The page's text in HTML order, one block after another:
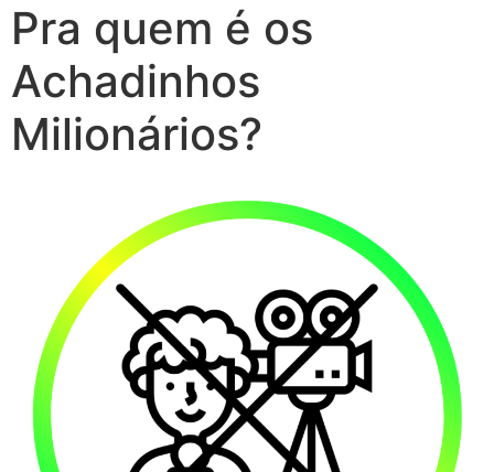
Pra quem é os
Achadinhos
Milionários?